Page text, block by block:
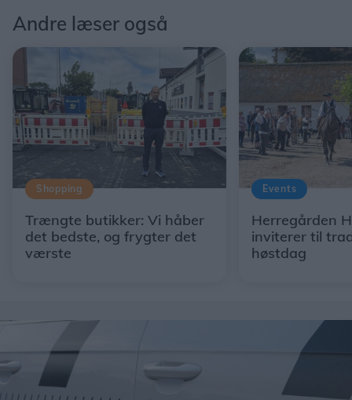
Andre læser også
Shopping
Trængte butikker: Vi håber
det bedste, og frygter det
værste
Events
Herregården
inviterer til
høstdag